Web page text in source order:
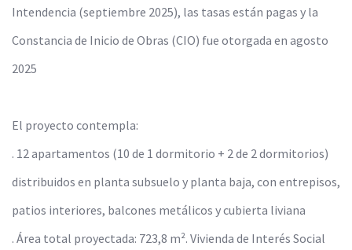
Intendencia (septiembre 2025), las tasas están pagas y la
Constancia de Inicio de Obras (CIO) fue otorgada en agosto
2025
El proyecto contempla:
. 12 apartamentos (10 de 1 dormitorio + 2 de 2 dormitorios)
distribuidos en planta subsuelo y planta baja, con entrepisos,
patios interiores, balcones metálicos y cubierta liviana
. Área total proyectada: 723,8 m². Vivienda de Interés Social